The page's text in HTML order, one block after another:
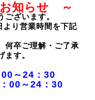
知らせ ～
ございます。
より営業時間を下記
何卒ご理解・ご了承
ます。
24：30
00～24：30